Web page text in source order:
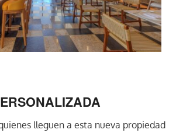
lleguen a esta nueva propiedad